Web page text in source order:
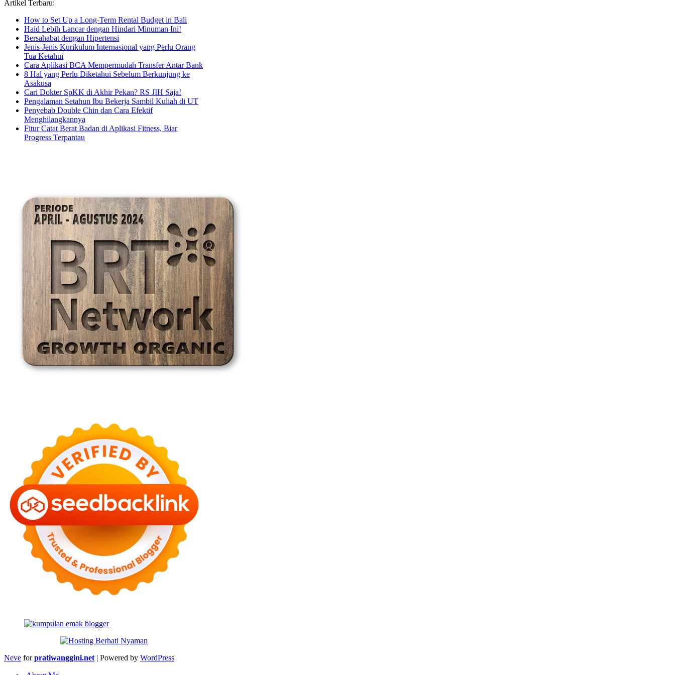
Artikel Terbaru:
How to Set Up a Long-Term Rental Budget in Bali
Haid Lebih Lancar dengan Hindari Minuman Ini!
Bersahabat dengan Hipertensi
Jenis-Jenis Kurikulum Internasional yang Perlu Orang
Tua Ketahui
Cara Aplikasi BCA Mempermudah Transfer Antar Bank
8 Hal yang Perlu Diketahui Sebelum Berkunjung ke
Asakusa
Cari Dokter SpKK di Akhir Pekan? RS JIH Saja!
Pengalaman Setahun Ibu Bekerja Sambil Kuliah di UT
Penyebab Double Chin dan Cara Efektif
Menghilangkannya
Fitur Catat Berat Badan di Aplikasi Fitness, Biar
Progress Terpantau
Neve forpratiwanggini.net | Powered by WordPress